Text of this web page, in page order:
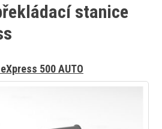
stanice
500 AUTO